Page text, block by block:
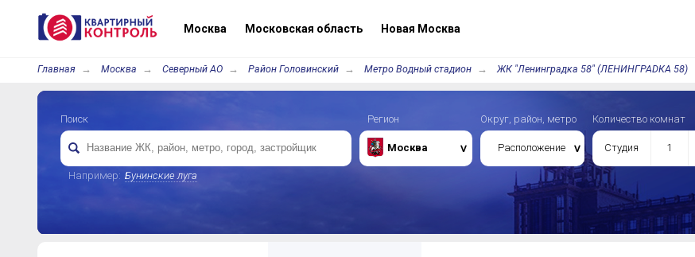
Москва Московская область Новая Москва
Главная Москва Северный АО Район Головинский Метро Водный стадион ЖК "Ленинградка 58" (ЛЕНИНГРАDКА 58)
Поиск
Например: Бунинские луга
Регион
Москва
Округ, район, метро
Расположение
Количество комнат
Студия 1